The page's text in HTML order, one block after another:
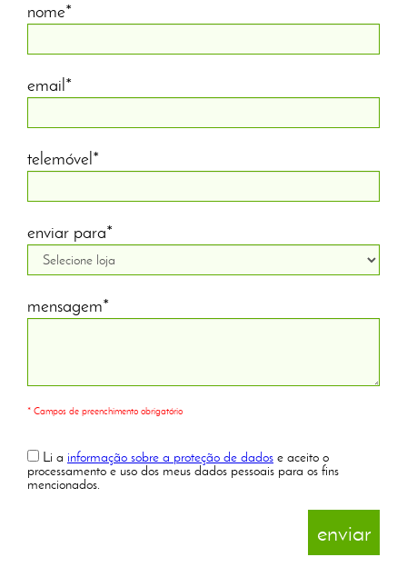
nome*
email*
telemóvel*
enviar para*
mensagem*
* Campos de preenchimento obrigatório
Li a informação sobre a proteção de dados e aceito o
processamento e uso dos meus dados pessoais para os fins
mencionados.